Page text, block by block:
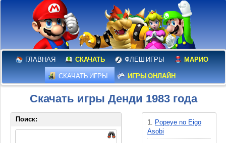
ГЛАВНАЯ СКАЧАТЬ ФЛЕШ ИГРЫ МАРИО
СКАЧАТЬ ИГРЫ ИГРЫ ОНЛАЙН
Скачать игры Денди 1983 года
1.
Popeye no Eigo
Asobi
Поиск: